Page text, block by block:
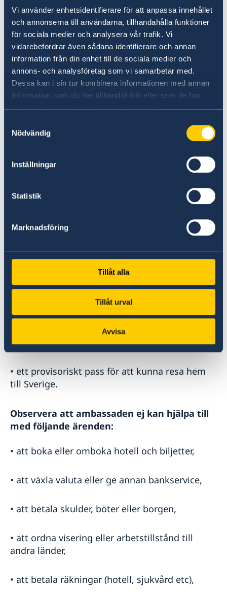
Vi använder enhetsidentifierare för att anpassa innehållet
och annonserna till användarna, tillhandahålla funktioner
för sociala medier och analysera vår trafik. Vi
vidarebefordrar även sådana identifierare och annan
information från din enhet till de sociala medier och
annons- och analysföretag som vi samarbetar med.
Dessa kan i sin tur kombinera informationen med annan
information som du har tillhandahållit eller som de har
samlat in när du har använt deras tjänster.
Nödvändig
Inställningar
Statistik
Marknadsföring
Tillåt alla
Tillåt urval
Avvisa
Skandiabanken +46 771 48 48 48
Länsförsäkringar +46 8-588 400 11
Information
I Riga finns en statlig Tourist Hotline, som ger
hotline@latviatourism.lv
Av ambassaden kan du få hjälp med:
• råd om hur du överför pengar från Sverige,
larmcentraler
• att kontakta anhöriga i en nödsituation eller
lösa andra problem i samband med till
exempel en olyckshändelse, akut sjukdom eller
• råd om försvarsadvokat, läkare och tolk samt
vid behov få hjälp med att kontakta dem,
• ett provisoriskt pass för att kunna resa hem
till Sverige.
Observera att ambassaden ej kan hjälpa till
med följande ärenden:
• att boka eller omboka hotell och biljetter,
• att växla valuta eller ge annan bankservice,
• att betala skulder, böter eller borgen,
• att ordna visering eller arbetstillstånd till
andra länder,
• att betala räkningar (hotell, sjukvård etc),